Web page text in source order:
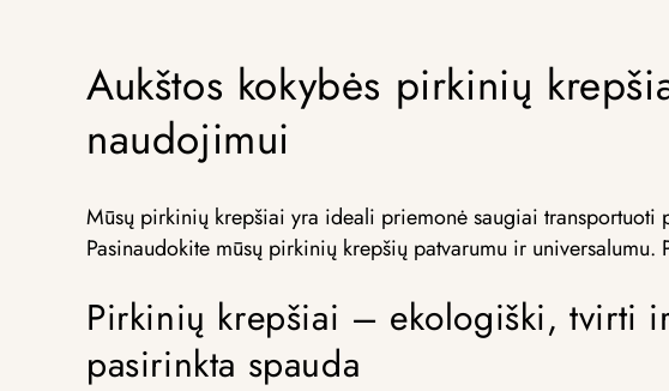
Aukštos kokybės pirkinių
naudojimui
Mūsų pirkinių krepšiai yra ideali priemonė saugiai
Pasinaudokite mūsų pirkinių krepšių patvarumu ir
Pirkinių krepšiai – ekologiški, tvirti
pasirinkta spauda